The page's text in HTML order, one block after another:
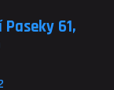
61,